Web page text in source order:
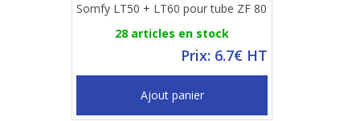
Somfy LT50 + LT60 pour tube ZF 80
28 articles en stock
Prix: 6.7€ HT
Ajout panier